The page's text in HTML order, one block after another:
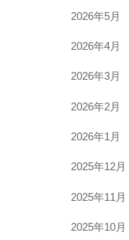
2026年5月
2026年4月
2026年3月
2026年2月
2026年1月
2025年12月
2025年11月
2025年10月